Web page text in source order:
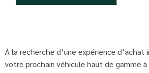
À la recherche d’une expérience d’achat
votre prochain véhicule haut de gamme à